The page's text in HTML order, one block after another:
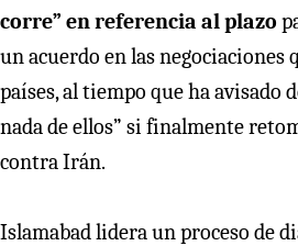
corre” en referencia al plazo
un acuerdo en las negociaciones
países, al tiempo que ha avisado
nada de ellos” si finalmente
contra Irán.
Islamabad lidera un proceso de